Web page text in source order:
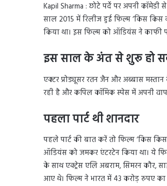
Kapil Sharma : छोटे पर्दे पर अपनी
साल 2015 में रिलीज हुई फिल्म ‘किस किस
किया था। इस फिल्म को ऑडियंस ने काफी
इस साल के अंत से शुरू हो
एक्टर प्रोड्यूसर रतन जैन और अब्बास
रही है और कपिल कॉमिक स्पेस में अपनी
पहला पार्ट थी शानदार
पहले पार्ट की बात करें तो फिल्म ‘किस
ऑडियंस को जमकर एंटरटेन किया था। ये
के साथ एक्ट्रेस एलि अबराम, सिमरन कौर,
आए थे। फिल्म ने भारत में 43 करोड़ रुपए